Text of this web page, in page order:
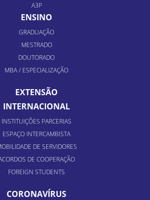
A3P
ENSINO
GRADUAÇÃO
MESTRADO
DOUTORADO
MBA / ESPECIALIZAÇÃO
EXTENSÃO
INTERNACIONAL
INSTITUIÇÕES PARCERIAS
ESPAÇO INTERCAMBISTA
DE SERVIDORES
DE COOPERAÇÃO
FOREIGN STUDENTS
CORONAVÍRUS